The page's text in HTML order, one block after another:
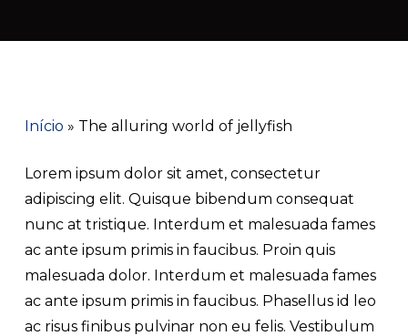
Início » The alluring world of jellyfish
Lorem ipsum dolor sit amet, consectetur
adipiscing elit. Quisque bibendum consequat
nunc at tristique. Interdum et malesuada fames
ac ante ipsum primis in faucibus. Proin quis
malesuada dolor. Interdum et malesuada fames
ac ante ipsum primis in faucibus. Phasellus id leo
ac risus finibus pulvinar non eu felis. Vestibulum